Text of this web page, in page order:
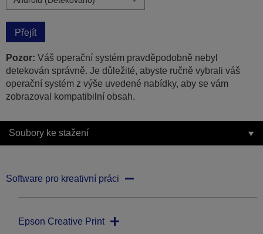
Přejít
Pozor: Váš operační systém pravděpodobně nebyl
detekován správně. Je důležité, abyste ručně vybrali váš
operační systém z výše uvedené nabídky, aby se vám
zobrazoval kompatibilní obsah.
Soubory ke stažení
Software pro kreativní práci
Epson Creative Print